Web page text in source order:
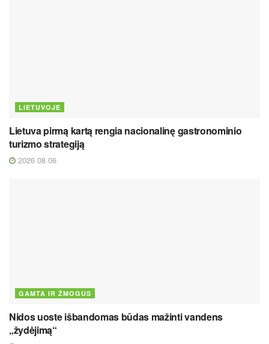
LIETUVOJE
Lietuva pirmą kartą rengia nacionalinę gastronominio
turizmo strategiją
2026 08 06
GAMTA IR ŽMOGUS
Nidos uoste išbandomas būdas mažinti vandens
„žydėjimą“